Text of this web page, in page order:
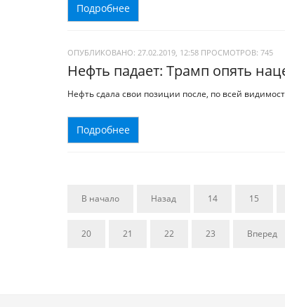
Подробнее
ОПУБЛИКОВАНО: 27.02.2019, 12:58 ПРОСМОТРОВ: 745
Нефть падает: Трамп опять
Нефть сдала свои позиции после, по всей
Подробнее
В начало Назад 14 15
20 21 22 23 Вперед